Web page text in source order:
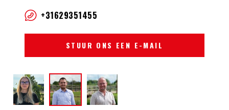
+31629351455
STUUR ONS EEN E-MAIL